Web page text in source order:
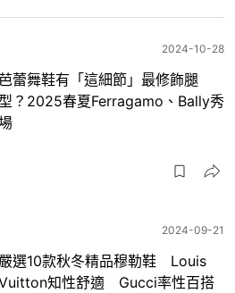
2024-10-28
芭蕾舞鞋有「這細節」最修飾腿
型？2025春夏Ferragamo、Bally秀
2024-09-21
嚴選10款秋冬精品穆勒鞋 Louis
知性舒適 Gucci率性百搭